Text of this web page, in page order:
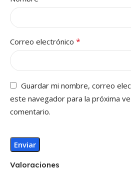
Valoraciones
Correo electrónico *
Guardar mi nombre, correo
este navegador para la próxima
comentario.